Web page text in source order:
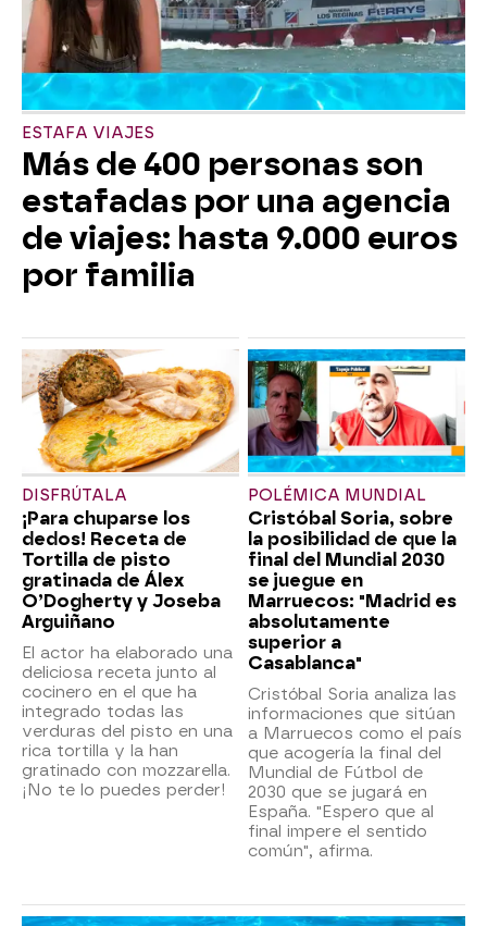
ESTAFA VIAJES
Más de 400 personas son
estafadas por una agencia
de viajes: hasta 9.000 euros
por familia
DISFRÚTALA
¡Para chuparse los
dedos! Receta de
Tortilla de pisto
gratinada de Álex
O’Dogherty y Joseba
Arguiñano
El actor ha elaborado una
deliciosa receta junto al
cocinero en el que ha
integrado todas las
verduras del pisto en una
rica tortilla y la han
gratinado con mozzarella.
¡No te lo puedes perder!
POLÉMICA MUNDIAL
Cristóbal Soria, sobre
la posibilidad de que la
final del Mundial 2030
se juegue en
Marruecos: "Madrid es
absolutamente
superior a
Casablanca"
Cristóbal Soria analiza las
informaciones que sitúan
a Marruecos como el país
que acogería la final del
Mundial de Fútbol de
2030 que se jugará en
España. "Espero que al
final impere el sentido
común", afirma.